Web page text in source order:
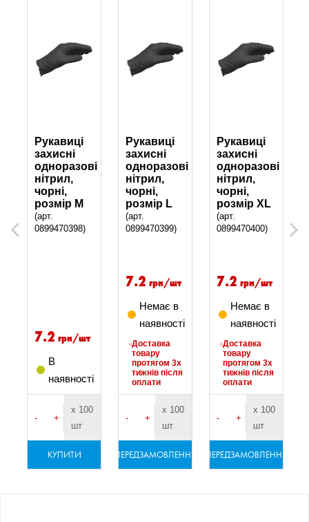
Previous
Рукавиці
захисні
одноразові
нітрил,
чорні,
розмір М
(арт.
0899470398)
7.2 грн/шт
В
наявності
- +
х 100
шт
КУПИТИ
Рукавиці
захисні
одноразові
нітрил,
чорні,
розмір L
(арт.
0899470399)
7.2 грн/шт
Немає в
наявності
Доставка
товару
протягом 3х
тижнів після
оплати
- +
х 100
шт
ПЕРЕДЗАМОВЛЕННЯ
Рукавиці
захисні
одноразові
нітрил,
чорні,
розмір XL
(арт.
0899470400)
7.2 грн/шт
Немає в
наявності
Доставка
товару
протягом 3х
тижнів після
оплати
- +
х 100
шт
ПЕРЕДЗАМОВЛЕННЯ
Next